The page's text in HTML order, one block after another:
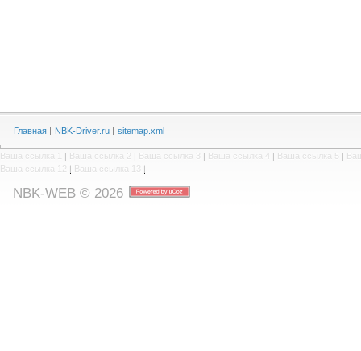
Главная NBK-Driver.ru sitemap.xml
Ваша ссылка 1 | Ваша ссылка 2 | Ваша ссылка 3 | Ваша ссылка 4 | Ваша ссылка 5 |
Ваша ссылка 12 | Ваша ссылка 13 |
NBK-WEB © 2026